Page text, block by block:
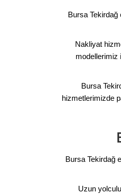
Bursa Tekirdağ
Nakliyat
modellerimiz
Bursa
hizmetlerimizde
Bursa Tekirdağ
Uzun